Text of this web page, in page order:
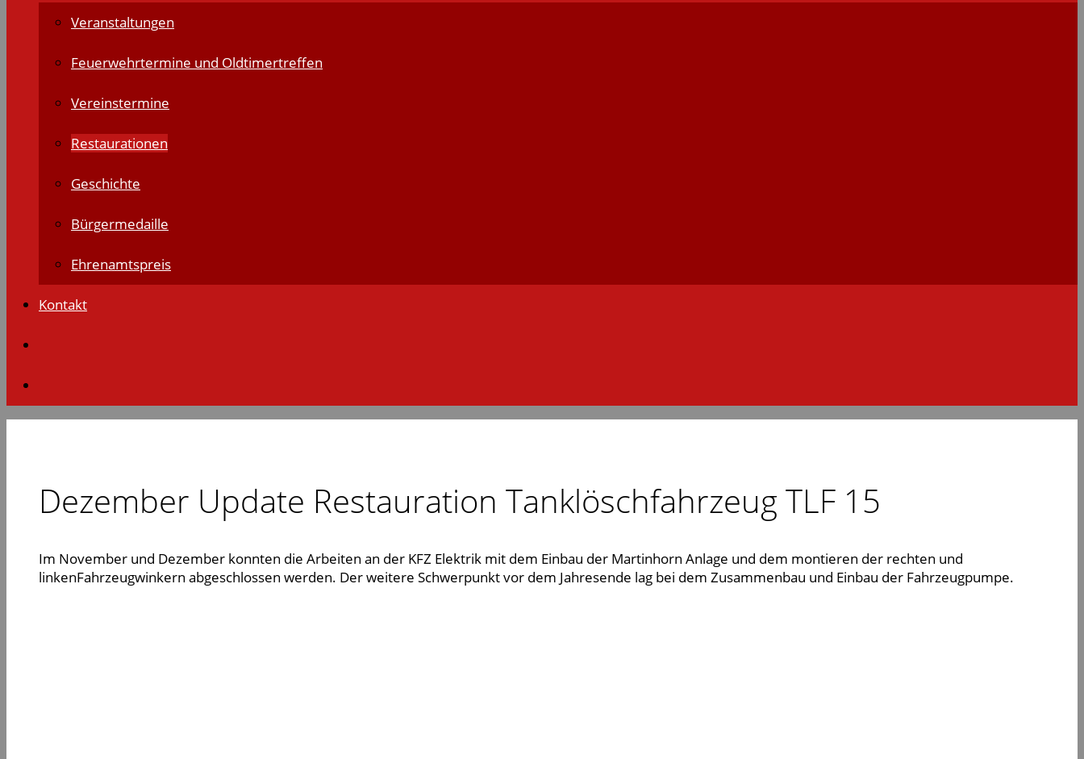
Veranstaltungen
Feuerwehrtermine und Oldtimertreffen
Vereinstermine
Restaurationen
Geschichte
Bürgermedaille
Ehrenamtspreis
Kontakt
Dezember Update Restauration Tanklöschfahrzeug TLF 15
Im November und Dezember konnten die Arbeiten an der KFZ Elektrik mit dem Einbau der Martinhorn Anlage und dem montieren der rechten und
linkenFahrzeugwinkern abgeschlossen werden. Der weitere Schwerpunkt vor dem Jahresende lag bei dem Zusammenbau und Einbau der Fahrzeugpumpe.